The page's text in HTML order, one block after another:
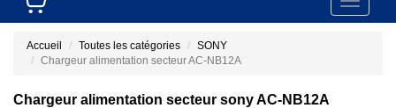
Accueil Toutes les catégories
SONY
Chargeur alimentation secteur AC-NB12A
Chargeur alimentation secteur sony AC-NB12A